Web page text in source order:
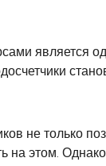
является
не только
на этом.